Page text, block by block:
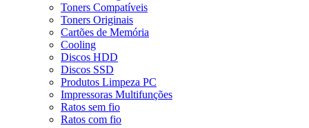
Toners Compatíveis
Toners Originais
Cartões de Memória
Cooling
Discos HDD
Discos SSD
Produtos Limpeza PC
Impressoras Multifunções
Ratos sem fio
Ratos com fio